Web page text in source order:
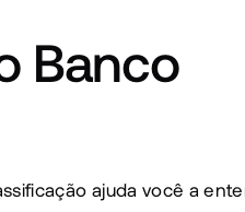
Banco
ajuda você a